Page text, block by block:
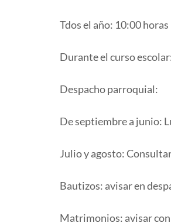
Tdos el año: 10:00 horas
Durante el curso
Despacho parroquial:
De septiembre a junio:
Julio y agosto:
Bautizos: avisar en
Matrimonios: avisar